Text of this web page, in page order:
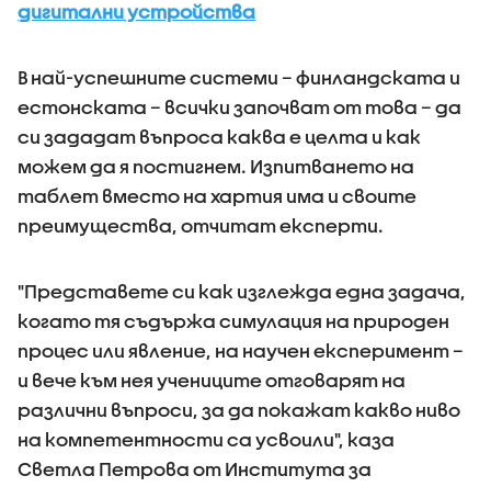
дигитални устройства
В най-успешните системи – финландската и
естонската – всички започват от това – да
си зададат въпроса каква е целта и как
можем да я постигнем. Изпитването на
таблет вместо на хартия има и своите
преимущества, отчитат експерти.
"Представете си как изглежда една задача,
когато тя съдържа симулация на природен
процес или явление, на научен експеримент –
и вече към нея учениците отговарят на
различни въпроси, за да покажат какво ниво
на компетентности са усвоили", каза
Светла Петрова от Института за